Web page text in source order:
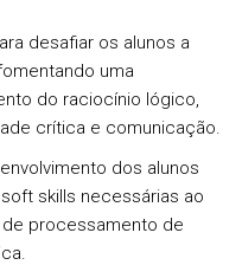
desafiar os alunos a
uma
do raciocínio lógico,
crítica e comunicação.
dos alunos
skills necessárias ao
processamento de